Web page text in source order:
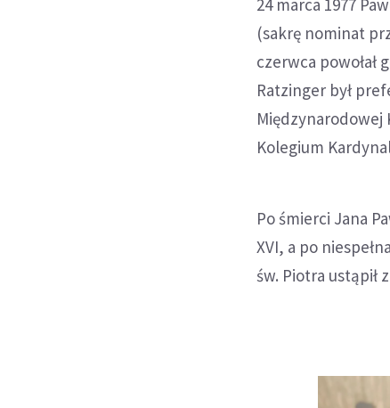
(sakrę nominat
czerwca powołał
Ratzinger był
Międzynarodowej
Kolegium
Po śmierci Jana
XVI, a po
św. Piotra ustąpił